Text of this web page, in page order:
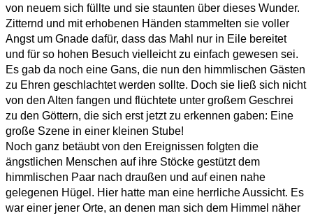
von neuem sich füllte und sie staunten über dieses Wunder.
Zitternd und mit erhobenen Händen stammelten sie voller
Angst um Gnade dafür, dass das Mahl nur in Eile bereitet
und für so hohen Besuch vielleicht zu einfach gewesen sei.
Es gab da noch eine Gans, die nun den himmlischen Gästen
zu Ehren geschlachtet werden sollte. Doch sie ließ sich nicht
von den Alten fangen und flüchtete unter großem Geschrei
zu den Göttern, die sich erst jetzt zu erkennen gaben: Eine
große Szene in einer kleinen Stube!
Noch ganz betäubt von den Ereignissen folgten die
ängstlichen Menschen auf ihre Stöcke gestützt dem
himmlischen Paar nach draußen und auf einen nahe
gelegenen Hügel. Hier hatte man eine herrliche Aussicht. Es
war einer jener Orte, an denen man sich dem Himmel näher